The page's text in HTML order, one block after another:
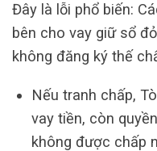
Đây là lỗi phổ biến:
bên cho vay giữ sổ
không đăng ký thế
Nếu tranh chấp,
vay tiền, còn
không được chấp